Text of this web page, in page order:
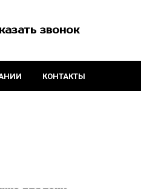
звонок
КОНТАКТЫ